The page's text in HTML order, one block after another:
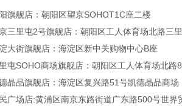
旗舰店：朝阳区望京SOHOT1C座二楼
三里屯2号旗舰店：朝阳区工人体育场北路三
大街旗舰店：海淀区新中关购物中心B座
屯SOHO商场旗舰店：朝阳区工人体育场北路
晶品旗舰店：海淀区复兴路51号凯德晶品商场
民广场店:黄浦区南京东路街道广东路500号世界